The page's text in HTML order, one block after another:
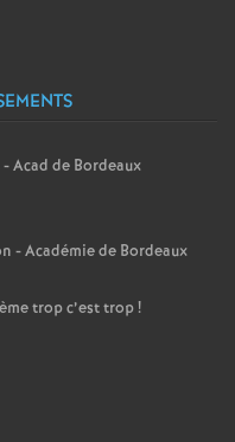
Acad de Bordeaux
- Académie de Bordeaux
trop c’est trop!